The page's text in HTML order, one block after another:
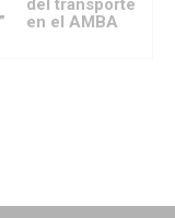
del transporte
en el AMBA